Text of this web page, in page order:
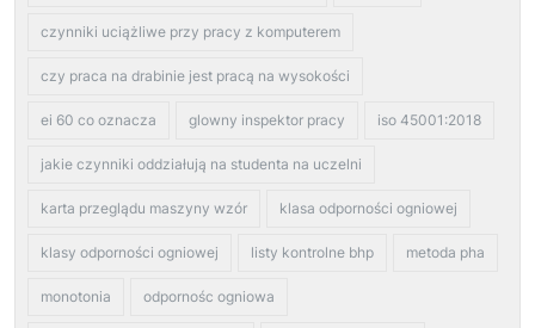
czynniki uciążliwe przy pracy z komputerem
czy praca na drabinie jest pracą na wysokości
ei 60 co oznacza glowny inspektor pracy iso 45001:2018
jakie czynniki oddziałują na studenta na uczelni
karta przeglądu maszyny wzór klasa odporności ogniowej
klasy odporności ogniowej listy kontrolne bhp metoda pha
monotonia odpornośc ogniowa